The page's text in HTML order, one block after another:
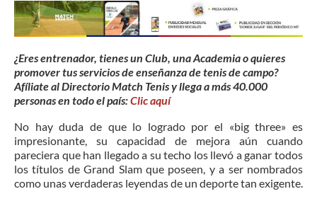
¿Eres entrenador, tienes un Club, una Academia o quieres
promover tus servicios de enseñanza de tenis de campo?
Afíliate al Directorio Match Tenis y llega a más 40.000
personas en todo el país:Clic aquí
No hay duda de que lo logrado por el «big three» es
impresionante, su capacidad de mejora aún cuando
pareciera que han llegado a su techo los llevó a ganar todos
los títulos de Grand Slam que poseen, y a ser nombrados
como unas verdaderas leyendas de un deporte tan exigente.